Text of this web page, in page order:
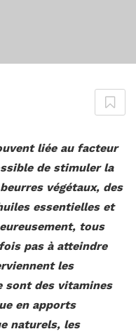
liée au facteur
de stimuler la
végétaux, des
essentielles et
tous
pas à atteindre
les
sont des vitamines
en apports
naturels, les